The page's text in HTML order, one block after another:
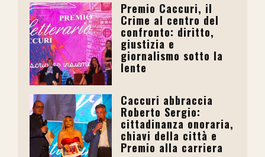
Premio Caccuri, il
Crime al centro del
confronto: diritto,
giustizia e
giornalismo sotto la
lente
Caccuri abbraccia
Roberto Sergio:
cittadinanza onoraria,
chiavi della città e
Premio alla carriera